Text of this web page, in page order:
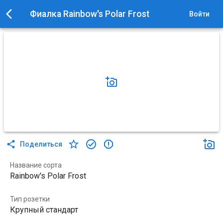
Фиалка Rainbow's Polar Frost Войти
Поделиться
Название сорта
Rainbow's Polar Frost
Тип розетки
Крупный стандарт